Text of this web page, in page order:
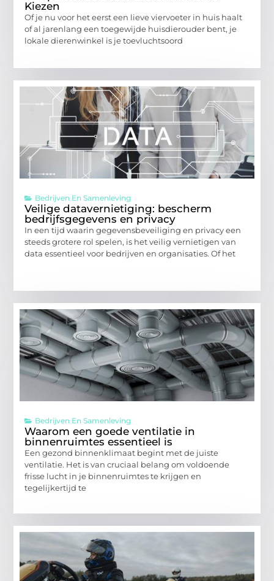
Kiezen
Of je nu voor het eerst een lieve viervoeter in huis haalt
of al jarenlang een toegewijde huisdierouder bent, je
lokale dierenwinkel is je toevluchtsoord
Bedrijven En Samenleving
Veilige datavernietiging: bescherm
bedrijfsgegevens en privacy
In een tijd waarin gegevensbeveiliging en privacy een
steeds grotere rol spelen, is het veilig vernietigen van
data essentieel voor bedrijven en organisaties. Of het
Bedrijven En Samenleving
Waarom een goede ventilatie in
binnenruimtes essentieel is
Een gezond binnenklimaat begint met de juiste
ventilatie. Het is van cruciaal belang om voldoende
frisse lucht in je binnenruimtes te krijgen en
tegelijkertijd te